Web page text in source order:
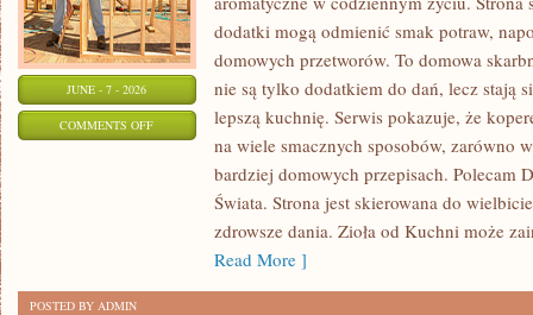
JUNE - 7 - 2026
COMMENTS OFFON
CZYTELNIKÓW
dodatki mogą odmienić smak potraw,
domowych przetworów. To domowa
nie są tylko dodatkiem do dań, lecz stają
lepszą kuchnię. Serwis pokazuje, że
na wiele smacznych sposobów, zarówno
bardziej domowych przepisach. Polecam
Świata. Strona jest skierowana do
zdrowsze dania. Zioła od Kuchni może
Read More ]
POSTED BY ADMIN